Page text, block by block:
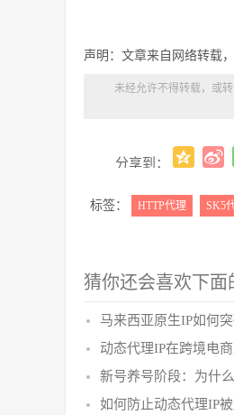
声明：文章来自网络转载
未经允许不得转载，或转
分享到：
标签： HTTP代理 SK5
猜你还会喜欢下面
马来西亚原生IP如何
动态代理IP在跨境电
新号养号阶段：为什
如何防止动态代理IP被